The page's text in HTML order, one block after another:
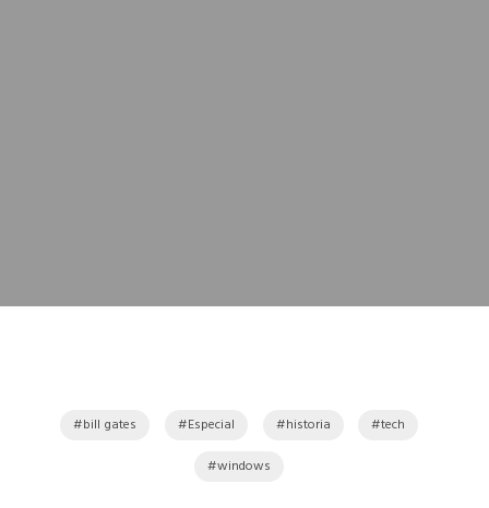
bill gates Especial historia
tech
windows